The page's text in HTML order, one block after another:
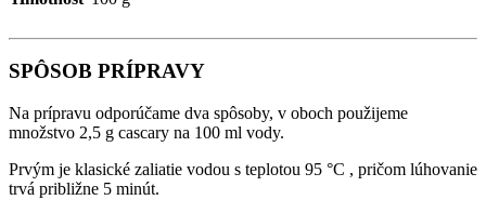
SPÔSOB PRÍPRAVY
Na prípravu odporúčame dva spôsoby, v oboch použijeme
množstvo 2,5 g cascary na 100 ml vody.
Prvým je klasické zaliatie vodou s teplotou 95 °C , pričom lúhovanie
trvá približne 5 minút.